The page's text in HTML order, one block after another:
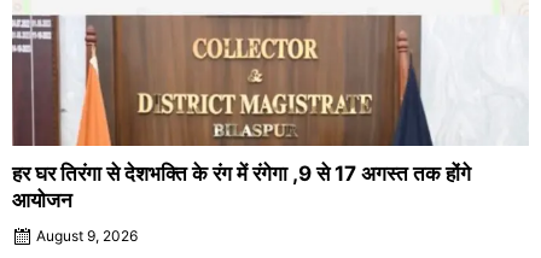
हर घर तिरंगा से देशभक्ति के रंग में रंगेगा ,9 से 17 अगस्त तक होंगे
आयोजन
August 9, 2026